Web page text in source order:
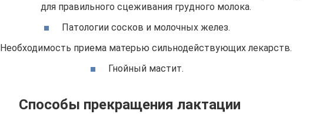
для правильного сцеживания грудного молока.
Патологии сосков и молочных желез.
Необходимость приема матерью сильнодействующих лекарств.
Гнойный мастит.
Способы прекращения лактации